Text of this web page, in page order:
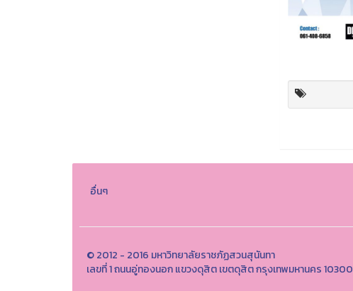
อื่นๆ
© 2012 - 2016 มหาวิทยาลัยราชภัฏสวนสุนันทา
เลขที่ 1 ถนนอู่ทองนอก แขวงดุสิต เขตดุสิต กรุงเทพมหานคร